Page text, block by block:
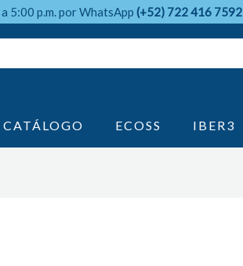
5:00 p.m. por WhatsApp (+52) 722 416 7592
CATÁLOGO ECOSS IBER3